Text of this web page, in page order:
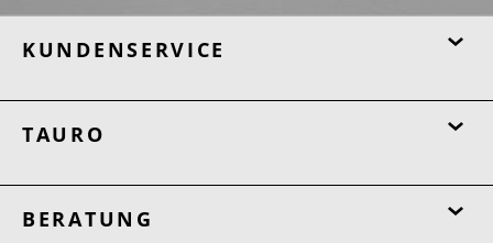
KUNDENSERVICE
TAURO
BERATUNG